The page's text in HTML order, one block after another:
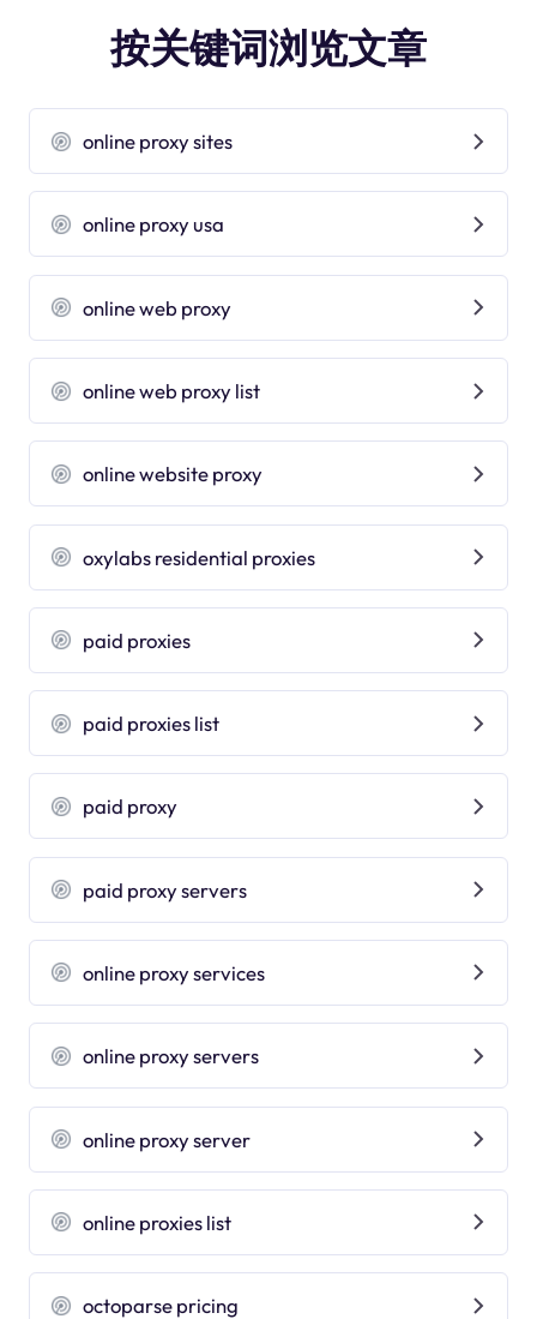
按关键词浏览文章
online proxy sites
online proxy usa
online web proxy
online web proxy list
online website proxy
oxylabs residential proxies
paid proxies
paid proxies list
paid proxy
paid proxy servers
online proxy services
online proxy servers
online proxy server
online proxies list
octoparse pricing